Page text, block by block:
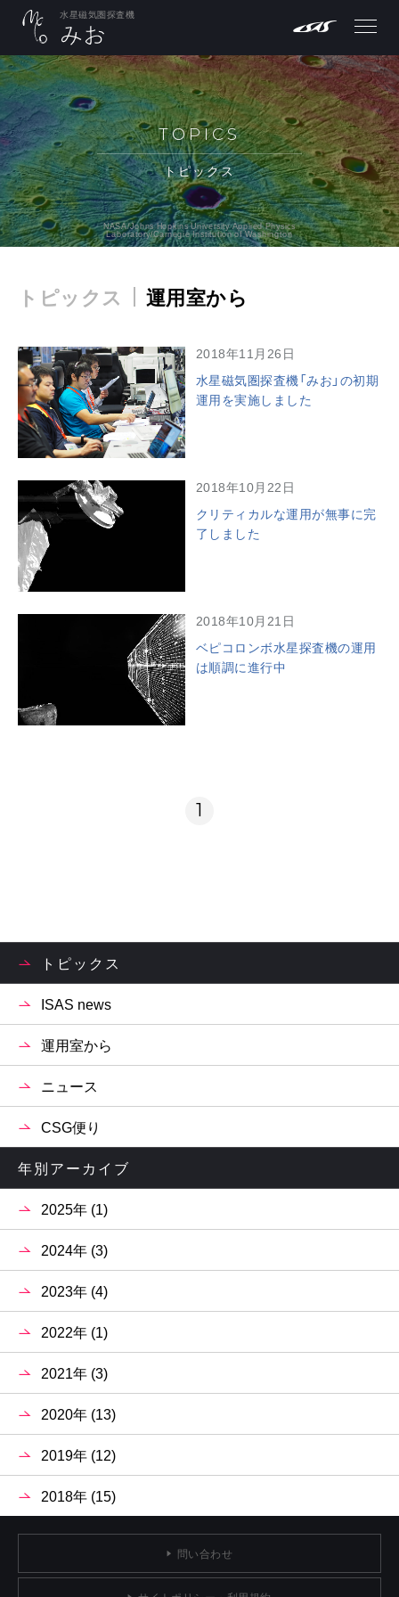
水星磁気圏探査機
TOPICS
トピックス
NASA/Johns Hopkins University Applied Physics
Laboratory/Carnegie Institution of Washington
トピックス
ISAS news
運用室から
ニュース
CSG便り
年別アーカイブ
2025年 (1)
2024年 (3)
2023年 (4)
2022年 (1)
2021年 (3)
2020年 (13)
2019年 (12)
2018年 (15)
トピックス 運用室から
2018年11月26日
水星磁気圏探査機「みお」の初期
運用を実施しました
2018年10月22日
クリティカルな運用が無事に完
了しました
2018年10月21日
ベピコロンボ水星探査機の運用
は順調に進行中
1
問い合わせ